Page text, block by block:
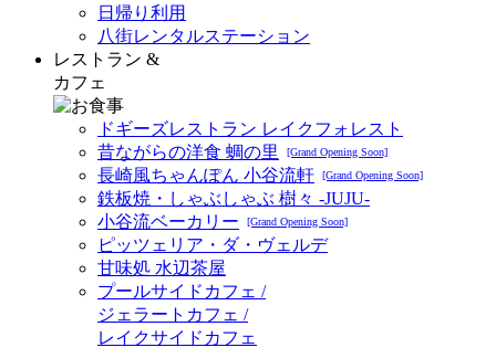
日帰り利用
八街レンタルステーション
レストラン &
カフェ
ドギーズレストラン レイクフォレスト
昔ながらの洋食 蜩の里
[Grand Opening Soon]
長崎風ちゃんぽん 小谷流軒 [Grand Opening Soon]
鉄板焼・しゃぶしゃぶ 樹々 -JUJU-
小谷流ベーカリー
[Grand Opening Soon]
ピッツェリア・ダ・ヴェルデ
甘味処 水辺茶屋
プールサイドカフェ /
ジェラートカフェ /
レイクサイドカフェ